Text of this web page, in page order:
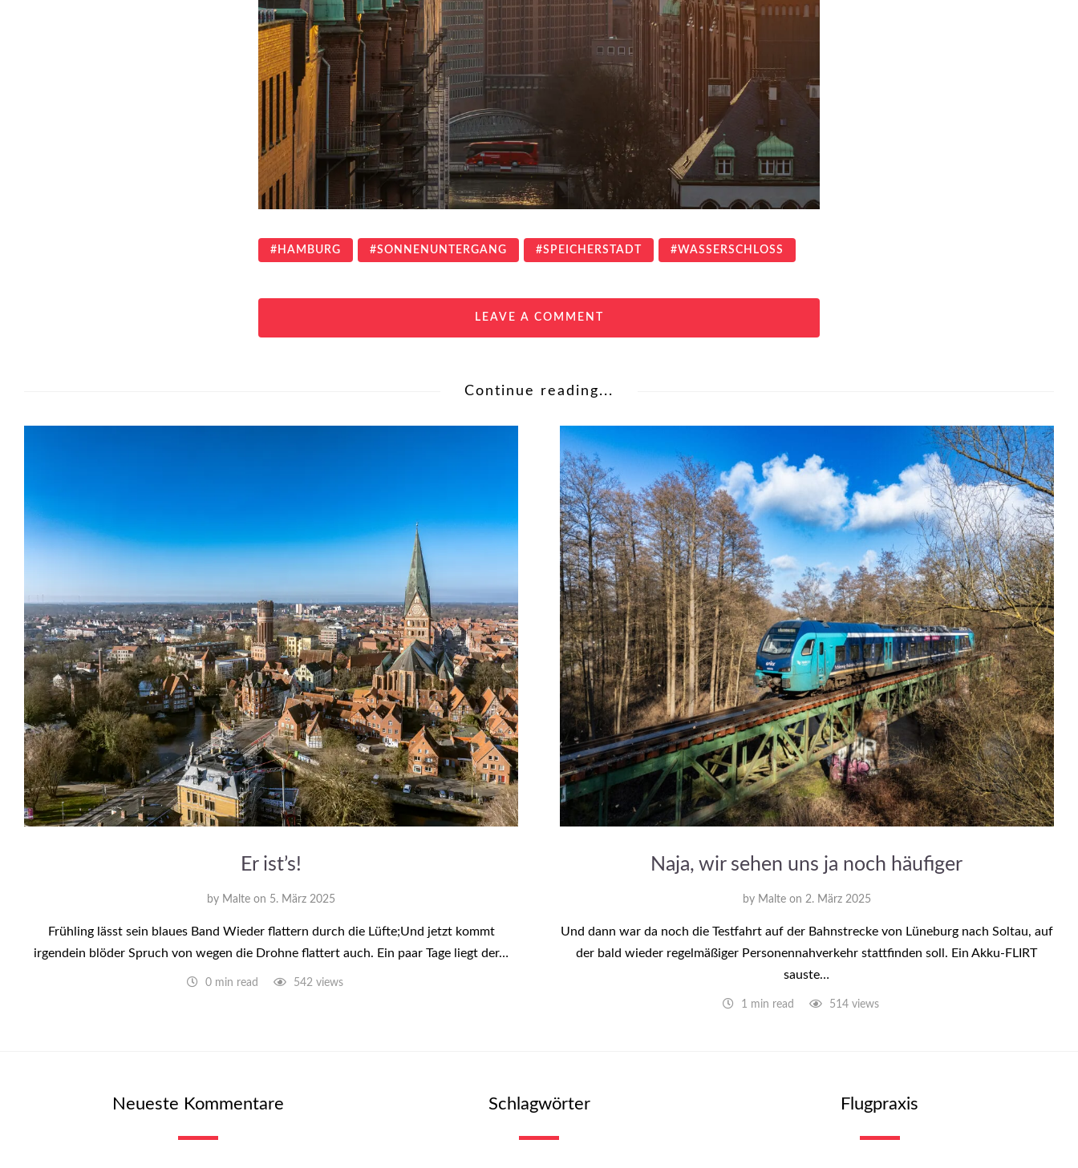
HAMBURG SONNENUNTERGANG SPEICHERSTADT WASSERSCHLOSS
LEAVE A COMMENT
Continue reading...
Er ist’s!
by Malte on 5. März 2025
Frühling lässt sein blaues Band Wieder flattern durch die Lüfte;Und jetzt kommt
irgendein blöder Spruch von wegen die Drohne flattert auch. Ein paar Tage liegt der…
0 min read 542 views
Naja, wir sehen uns ja noch häufiger
by Malte on 2. März 2025
Und dann war da noch die Testfahrt auf der Bahnstrecke von Lüneburg nach Soltau, auf
der bald wieder regelmäßiger Personennahverkehr stattfinden soll. Ein Akku-FLIRT
sauste…
1 min read 514 views
Neueste Kommentare Schlagwörter Flugpraxis